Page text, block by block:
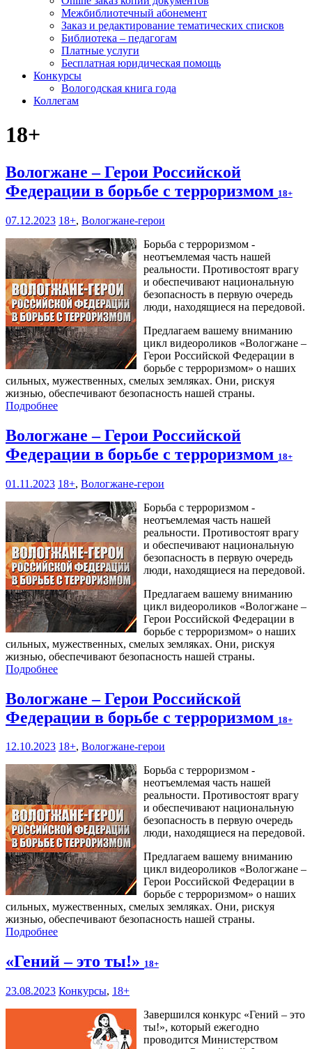
Межбиблиотечный абонемент
Заказ и редактирование тематических списков
Библиотека – педагогам
Платные услуги
Бесплатная юридическая помощь
Конкурсы
Вологодская книга года
Коллегам
18+
Вологжане – Герои Российской
Федерации в борьбе с терроризмом 18+
07.12.2023 18+, Вологжане-герои
Борьба с терроризмом -
неотъемлемая часть нашей
реальности. Противостоят врагу
и обеспечивают национальную
безопасность в первую очередь
люди, находящиеся на передовой.
Предлагаем вашему вниманию
цикл видеороликов «Вологжане –
Герои Российской Федерации в
борьбе с терроризмом» о наших
сильных, мужественных, смелых земляках. Они, рискуя
жизнью, обеспечивают безопасность нашей страны.
Подробнее
Вологжане – Герои Российской
Федерации в борьбе с терроризмом 18+
01.11.2023 18+, Вологжане-герои
Борьба с терроризмом -
неотъемлемая часть нашей
реальности. Противостоят врагу
и обеспечивают национальную
безопасность в первую очередь
люди, находящиеся на передовой.
Предлагаем вашему вниманию
цикл видеороликов «Вологжане –
Герои Российской Федерации в
борьбе с терроризмом» о наших
сильных, мужественных, смелых земляках. Они, рискуя
жизнью, обеспечивают безопасность нашей страны.
Подробнее
Вологжане – Герои Российской
Федерации в борьбе с терроризмом 18+
12.10.2023 18+, Вологжане-герои
Борьба с терроризмом -
неотъемлемая часть нашей
реальности. Противостоят врагу
и обеспечивают национальную
безопасность в первую очередь
люди, находящиеся на передовой.
Предлагаем вашему вниманию
цикл видеороликов «Вологжане –
Герои Российской Федерации в
борьбе с терроризмом» о наших
сильных, мужественных, смелых земляках. Они, рискуя
жизнью, обеспечивают безопасность нашей страны.
Подробнее
«Гений – это ты!» 18+
23.08.2023 Конкурсы, 18+
Завершился конкурс «Гений – это
ты!», который ежегодно
проводится Министерством